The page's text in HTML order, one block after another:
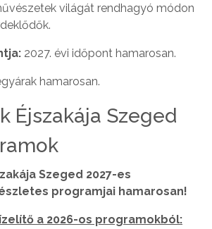
világát rendhagyó módon
2027. évi időpont hamarosan.
hamarosan.
Éjszakája Szeged
Szeged 2027-es
programjai hamarosan!
a 2026-os programokból: